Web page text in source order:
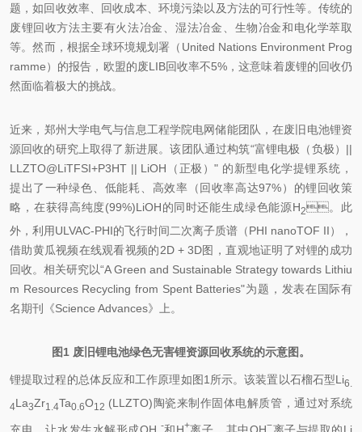
题，如回收效率、回收成本、环境污染以及方法的可行性等。传统的
废锂回收方法主要有火法冶金、湿法冶金、生物冶金和电化学萃取
等。然而，根据全球环境规划署（United Nations Environment Prog
ramme）的报告，欧盟的废LIB回收率不5%，这意味着废锂的回收仍
然面临着极大的挑战。
近来，郑州大学电气与信息工程学院电网储能团队，在废旧电池锂资
源回收的研究上取得了新进展。该团队通过构筑“富锂电极（负极）||
LLZTO@LiTFSI+P3HT || LiOH（正极）" 的新型电化学提锂系统，
提出了一种绿色、低能耗、高效率（回收率高达97%）的锂回收策
略，在获得高纯度(99%)LiOH的同时还能生成绿色能源H2。此
外，利用ULVAC-PHI的飞行时间二次离子质谱（PHI nanoTOF II），
借助黄瓜视频在线观看视频的2D + 3D图，直观地证明了对锂的成功
回收。相关研究以“A Green and Sustainable Strategy towards Lithiu
m Resources Recycling from Spent Batteries"为题，发表在国际有
名期刊《Science Advances》上。
图1 废旧锂电池绿色无害锂资源回收系统的示意图。
锂提取过程的总体反应和工作原理如图1所示。该装置以石榴石型Li6.
4La3Zr1.4Ta0.6O12 (LLZTO)陶瓷来制作固体电解质管，通过对系统
- + −